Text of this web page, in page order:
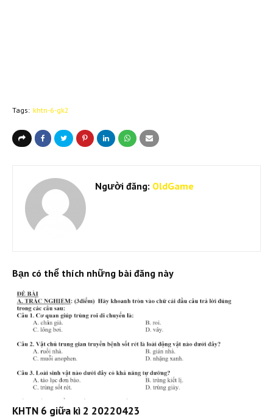
Tags: khtn-6-gk2
Người đăng: OldGame
Bạn có thể thích những bài đăng này
KHTN 6 giữa kì 2 20220423